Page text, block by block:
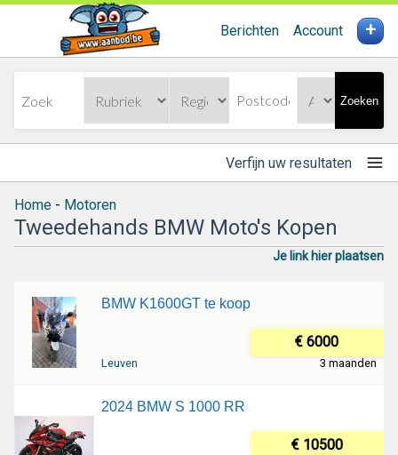
Berichten Account +
Zoeken
Verfijn uw resultaten
Home - Motoren
Tweedehands BMW Moto's Kopen
Je link hier plaatsen
BMW K1600GT te koop
€ 6000
Leuven 3 maanden
2024 BMW S 1000 RR
€ 10500